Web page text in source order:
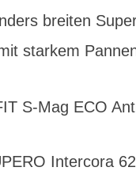
breiten
starkem
S-Mag ECO
Intercora